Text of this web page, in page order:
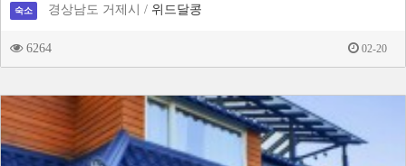
숙소 경상남도 거제시 / 위드달콩
6264 02-20